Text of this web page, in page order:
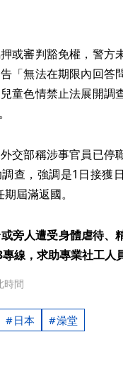
或審判豁免權，警方
「無法在期限內回答
童色情禁止法展開調
交部稱涉事官員已停
查，強調是1日接獲
屆滿返國。
旁人遭受身體虐待、
線，求助專業社工人
時間
日本 澡堂